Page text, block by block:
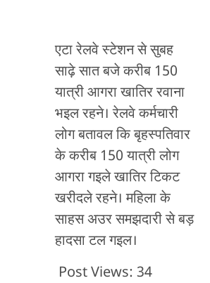
एटा रेलवे स्टेशन से सुबह
साढ़े सात बजे करीब 150
यात्री आगरा खातिर रवाना
भइल रहने। रेलवे कर्मचारी
लोग बतावल कि बृहस्पतिवार
के करीब 150 यात्री लोग
आगरा गइले खातिर टिकट
खरीदले रहने। महिला के
साहस अउर समझदारी से बड़
हादसा टल गइल।
Post Views: 34